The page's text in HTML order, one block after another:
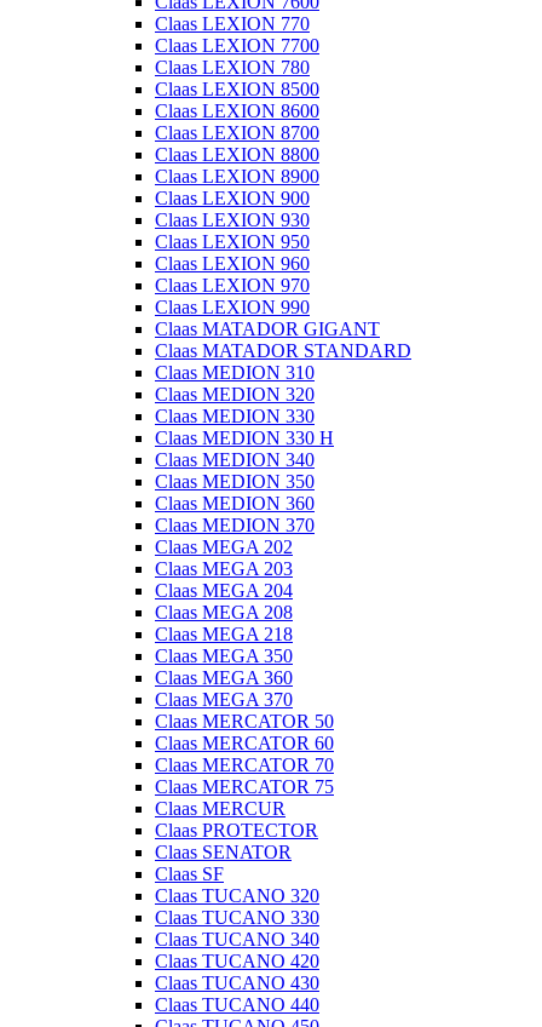
Claas LEXION 770
Claas LEXION 7700
Claas LEXION 780
Claas LEXION 8500
Claas LEXION 8600
Claas LEXION 8700
Claas LEXION 8800
Claas LEXION 8900
Claas LEXION 900
Claas LEXION 930
Claas LEXION 950
Claas LEXION 960
Claas LEXION 970
Claas LEXION 990
Claas MATADOR GIGANT
Claas MATADOR STANDARD
Claas MEDION 310
Claas MEDION 320
Claas MEDION 330
Claas MEDION 330 H
Claas MEDION 340
Claas MEDION 350
Claas MEDION 360
Claas MEDION 370
Claas MEGA 202
Claas MEGA 203
Claas MEGA 204
Claas MEGA 208
Claas MEGA 218
Claas MEGA 350
Claas MEGA 360
Claas MEGA 370
Claas MERCATOR 50
Claas MERCATOR 60
Claas MERCATOR 70
Claas MERCATOR 75
Claas MERCUR
Claas PROTECTOR
Claas SENATOR
Claas SF
Claas TUCANO 320
Claas TUCANO 330
Claas TUCANO 340
Claas TUCANO 420
Claas TUCANO 430
Claas TUCANO 440